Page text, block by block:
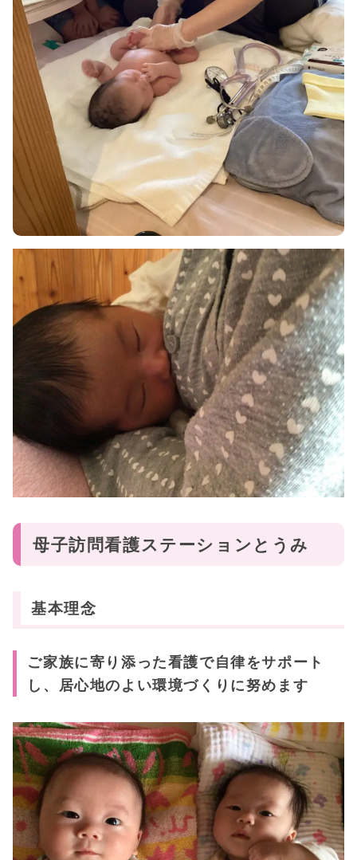
母子訪問看護ステーションとうみ
基本理念
ご家族に寄り添った看護で自律をサポート
し、居心地のよい環境づくりに努めます